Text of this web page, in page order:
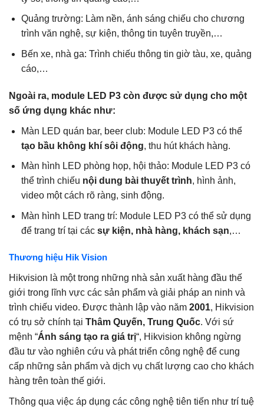
Quảng trường: Làm nền, ánh sáng chiếu cho chương
trình văn nghệ, sự kiện, thông tin tuyên truyền,…
Bến xe, nhà ga: Trình chiếu thông tin giờ tàu, xe, quảng
cáo,…
Ngoài ra, module LED P3 còn được sử dụng cho một
số ứng dụng khác như:
Màn LED quán bar, beer club: Module LED P3 có thể
tạo bầu không khí sôi động, thu hút khách hàng.
Màn hình LED phòng họp, hội thảo: Module LED P3 có
thể trình chiếu nội dung bài thuyết trình, hình ảnh,
video một cách rõ ràng, sinh động.
Màn hình LED trang trí: Module LED P3 có thể sử dụng
để trang trí tại các sự kiện, nhà hàng, khách sạn,…
Thương hiệu Hik Vision
Hikvision là một trong những nhà sản xuất hàng đầu thế
giới trong lĩnh vực các sản phẩm và giải pháp an ninh và
trình chiếu video. Được thành lập vào năm 2001, Hikvision
có trụ sở chính tại Thâm Quyến, Trung Quốc. Với sứ
mệnh “Ánh sáng tạo ra giá trị“, Hikvision không ngừng
đầu tư vào nghiên cứu và phát triển công nghệ để cung
cấp những sản phẩm và dịch vụ chất lượng cao cho khách
hàng trên toàn thế giới.
Thông qua việc áp dụng các công nghệ tiên tiến như trí tuệ